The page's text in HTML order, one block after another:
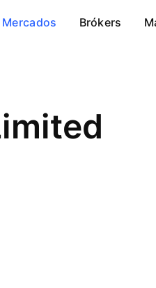
Mercados Brókers